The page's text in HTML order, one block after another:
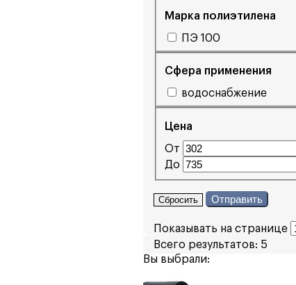
Марка полиэтилена
ПЭ 100
Сфера применения
водоснабжение
Цена
От
До
Сбросить Отправить
Показывать на странице
Всего результатов: 5
Вы выбрали: